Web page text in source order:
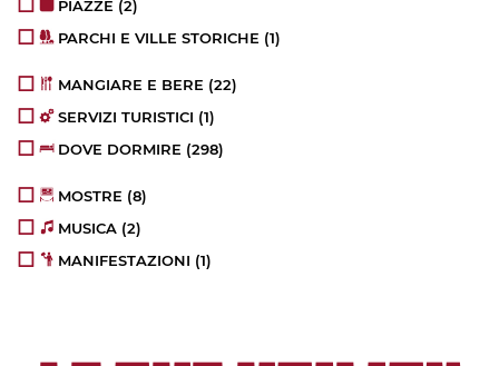
PIAZZE (2)
PARCHI E VILLE STORICHE (1)
MANGIARE E BERE (22)
SERVIZI TURISTICI (1)
DOVE DORMIRE (298)
MOSTRE (8)
MUSICA (2)
MANIFESTAZIONI (1)